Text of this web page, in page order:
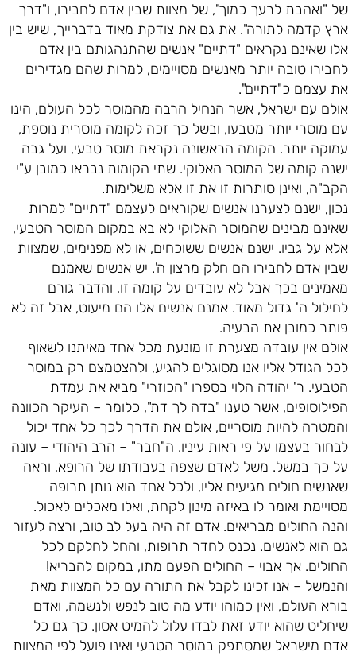
של "ואהבת לרעך כמוך", של מצוות שבין אדם לחבירו, ו"דרך
ארץ קדמה לתורה". את גם את צודקת מאוד בדברייך, שיש בין
אלו שאינם נקראים "דתיים" אנשים שהתנהגותם בין אדם
לחבירו טובה יותר מאנשים מסויימים, למרות שהם מגדירים
את עצמם כ"דתיים".
אולם עם ישראל, אשר הנחיל הרבה מהמוסר לכל העולם, הינו
עם מוסרי יותר מטבעו, ובשל כך זכה לקומה מוסרית נוספת,
עמוקה יותר. הקומה הראשונה נקראת מוסר טבעי, ועל גבה
ישנה קומה של המוסר האלוקי. שתי הקומות נבראו כמובן ע"י
הקב"ה, ואינן סותרות זו את זו אלא משלימות.
נכון, ישנם לצערנו אנשים שקוראים לעצמם "דתיים" למרות
שאינם מבינים שהמוסר האלוקי לא בא במקום המוסר הטבעי,
אלא על גביו. ישנם אנשים ששוכחים, או לא מפנימים, שמצוות
שבין אדם לחבירו הם חלק מרצון ה'. יש אנשים שאמנם
מאמינים בכך אבל לא עובדים על קומה זו, והדבר גורם
לחילול ה' גדול מאוד. אמנם אנשים אלו הם מיעוט, אבל זה לא
פותר כמובן את הבעיה.
אולם אין עובדה מצערת זו מונעת מכל אחד מאיתנו לשאוף
לכל הגודל אליו אנו מסוגלים להגיע, ולהצטמצם רק במוסר
הטבעי. ר' יהודה הלוי בספרו "הכוזרי" מביא את עמדת
הפילוסופים, אשר טענו "בדה לך דת", כלומר – העיקר הכוונה
והמטרה להיות מוסריים, אולם את הדרך לכך כל אחד יכול
לבחור בעצמו על פי ראות עיניו. ה"חבר" – הרב היהודי – עונה
על כך במשל. משל לאדם שצפה בעבודתו של הרופא, וראה
שאנשים חולים מגיעים אליו, ולכל אחד הוא נותן תרופה
מסויימת ואומר לו באיזה מינון לקחת, ואלו מאכלים לאכול.
והנה החולים מבריאים. אדם זה היה בעל לב טוב, ורצה לעזור
גם הוא לאנשים. נכנס לחדר תרופות, והחל לחלקם לכל
החולים. אך אבוי – החולים הפעם מתו, במקום להבריא!
והנמשל – אנו זכינו לקבל את התורה עם כל המצוות מאת
בורא העולם, ואין כמוהו יודע מה טוב לנפש ולנשמה, ואדם
שיחליט שהוא יודע זאת לבדו עלול להמיט אסון. כך גם כל
אדם מישראל שמסתפק במוסר הטבעי ואינו פועל לפי המצוות